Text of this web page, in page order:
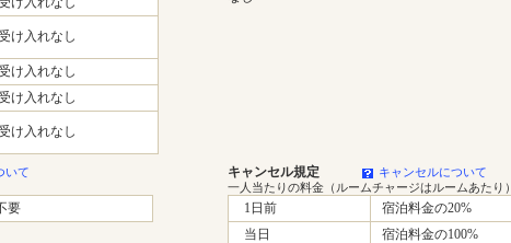
け入れなし
け入れなし
け入れなし
け入れなし
いて キャンセル規定
キャンセルについて
一人当たりの料金（ルームチャージはルームあたり）
要 1日前
宿泊料金の20%
当日
宿泊料金の100%